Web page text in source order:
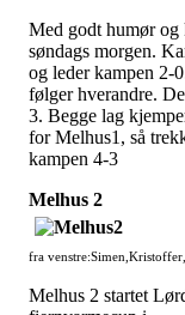
Med godt humør
søndags morgen.
og leder kampen 2-
følger hverandre.
3. Begge lag
for Melhus1, så
kampen 4-3
Melhus 2
fra
Melhus 2 startet